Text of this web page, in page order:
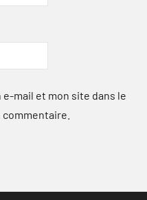
mail et mon site dans le